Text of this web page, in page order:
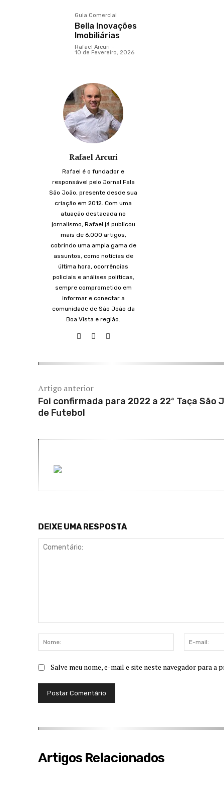
Guia Comercial
Bella Inovações
Imobiliárias
Rafael Arcuri -
10 de Fevereiro, 2026
Rafael Arcuri
Rafael é o fundador e
responsável pelo Jornal Fala
São João, presente desde sua
criação em 2012. Com uma
atuação destacada no
jornalismo, Rafael já publicou
mais de 6.000 artigos,
cobrindo uma ampla gama de
assuntos, como notícias de
última hora, ocorrências
policiais e análises políticas,
sempre comprometido em
informar e conectar a
comunidade de São João da
Boa Vista e região.
Artigo anterior
Foi confirmada para 2022 a 22ª Taça São
de Futebol
DEIXE UMA RESPOSTA
Nome:
Salve meu nome, e-mail e site neste navegador para a
Artigos Relacionados